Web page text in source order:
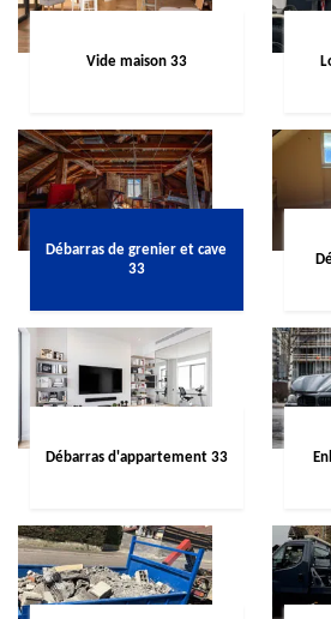
Vide maison 33
Débarras de grenier et cave
33
Débarras d'appartement 33